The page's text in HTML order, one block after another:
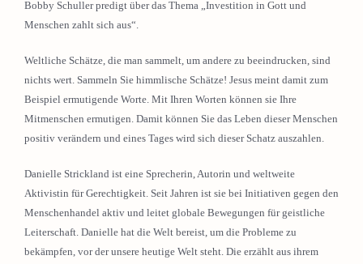
Bobby Schuller predigt über das Thema „Investition in Gott und
Menschen zahlt sich aus“.
Weltliche Schätze, die man sammelt, um andere zu beeindrucken, sind
nichts wert. Sammeln Sie himmlische Schätze! Jesus meint damit zum
Beispiel ermutigende Worte. Mit Ihren Worten können sie Ihre
Mitmenschen ermutigen. Damit können Sie das Leben dieser Menschen
positiv verändern und eines Tages wird sich dieser Schatz auszahlen.
Danielle Strickland ist eine Sprecherin, Autorin und weltweite
Aktivistin für Gerechtigkeit. Seit Jahren ist sie bei Initiativen gegen den
Menschenhandel aktiv und leitet globale Bewegungen für geistliche
Leiterschaft. Danielle hat die Welt bereist, um die Probleme zu
bekämpfen, vor der unsere heutige Welt steht. Die erzählt aus ihrem